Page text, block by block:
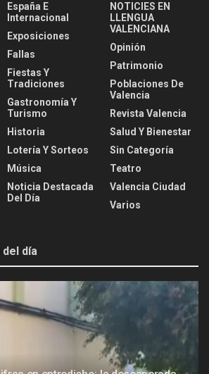
España E
Internacional
Exposiciones
Fallas
Fiestas Y
Tradiciones
Gastronomía Y
Turismo
Historia
Lotería Y Sorteos
Música
Noticia Destacada
Del Día
NOTICIES EN
LLENGUA
VALENCIANA
Opinión
Patrimonio
Poblaciones De
Valencia
Revista Valencia
Salud Y Bienestar
Sin Categoría
Teatro
Valencia Ciudad
Varios
día